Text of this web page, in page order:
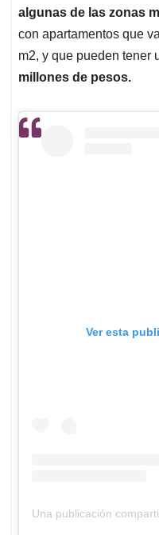
algunas de las zonas
con apartamentos que
m2, y que pueden tener
millones de pesos.
Ver esta
Una publicación